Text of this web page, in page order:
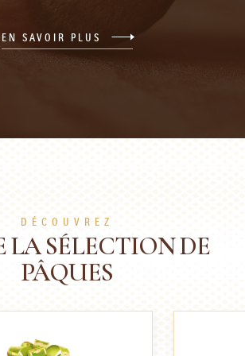
EN SAVOIR PLUS
DÉCOUVREZ
LA SÉLECTION DE
PÂQUES